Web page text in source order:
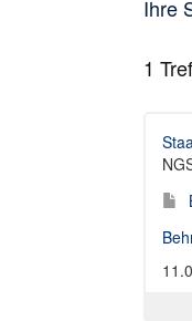
Ihre
1